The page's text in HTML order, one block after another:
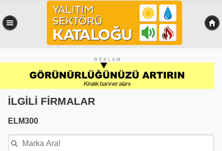
R E K L A M
İLGİLİ FİRMALAR
ELM300